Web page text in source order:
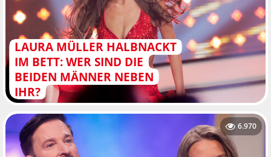
LAURA MÜLLER HALBNACKT
IM BETT: WER SIND DIE
BEIDEN MÄNNER NEBEN
IHR?
6.970